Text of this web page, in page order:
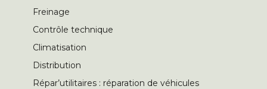
Freinage
Contrôle technique
Climatisation
Distribution
Répar’utilitaires : réparation de véhicules